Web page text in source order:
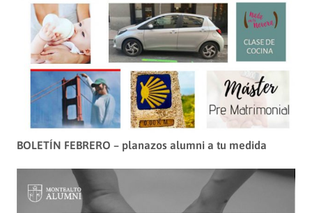
BOLETÍN FEBRERO – planazos alumni a tu medida